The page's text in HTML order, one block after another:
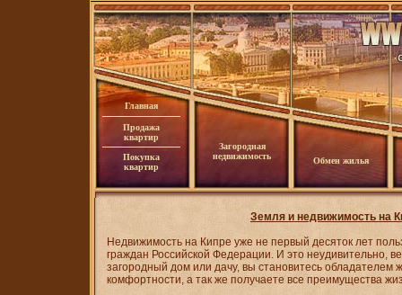
Главная
Продажа
квартир
Покупка
квартир
Загородная
недвижимость
Обмен жилья
Земля и недвижимость на
Недвижимость на Кипре уже не первый десяток лет
граждан Российской Федерации. И это неудивительно,
загородный дом или дачу, вы становитесь
комфортности, а так же получаете все преимущества